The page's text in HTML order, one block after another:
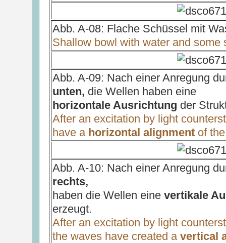
Abb. A-08: Flache Schüssel mit
Shallow bowl with water and some
Abb. A-09: Nach einer Anregung
unten, die Wellen haben eine
horizontale Ausrichtung der
After an excitation by light
have a horizontal alignment of
Abb. A-10: Nach einer Anregung
rechts,
haben die Wellen eine vertikale
erzeugt.
After an excitation by light
the waves have created avertical